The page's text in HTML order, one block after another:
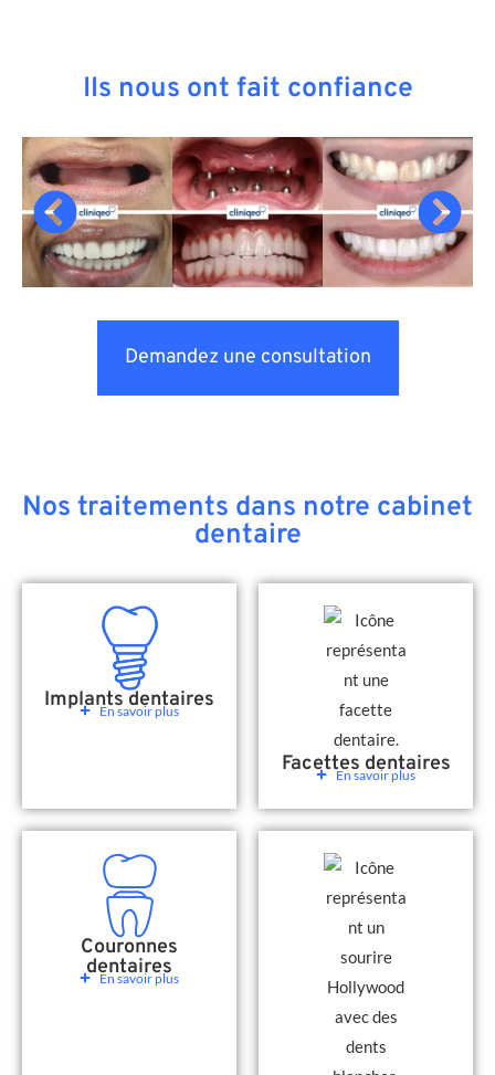
Ils nous ont fait confiance
Demandez une consultation
Nos traitements dans notre cabinet
dentaire
Implants dentaires
En savoir plus
Facettes dentaires
En savoir plus
Couronnes
dentaires
En savoir plus